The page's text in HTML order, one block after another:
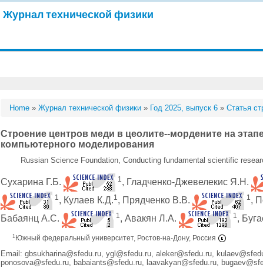
Журнал технической физики
Home »Журнал технической физики » Год 2025, выпуск 6 »Статья
Строение центров меди в цеолите--мордените на
компьютерного моделирования
Russian Science Foundation, Conducting fundamental scientific
Сухарина Г.Б. 1 , Гладченко-Джевелекис Я.Н.
1 , Кулаев К.Д.1 , Прядченко В.В. 1 ,
Бабаянц А.С.
1 , Авакян Л.А. 1 ,
1 Южный федеральный университет, Ростов-на-Дону, Россия
Email: gbsukharina@sfedu.ru, ygl@sfedu.ru, aleker@sfedu.ru,
ponosova@sfedu.ru, babaiants@sfedu.ru, laavakyan@sfedu.ru,